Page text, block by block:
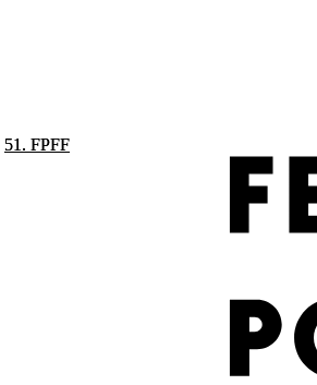
51. FPFF